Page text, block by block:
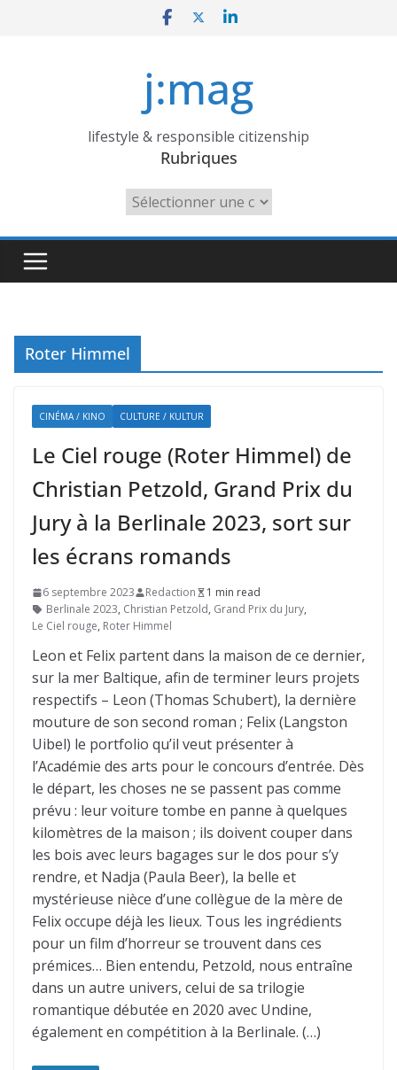
j:mag
lifestyle & responsible citizenship
Rubriques
Rubriques
Roter Himmel
CINÉMA / KINO CULTURE / KULTUR
Le Ciel rouge (Roter Himmel) de
Christian Petzold, Grand Prix du
Jury à la Berlinale 2023, sort sur
les écrans romands
6 septembre 2023 Redaction
1 min read
Berlinale 2023, Christian Petzold, Grand Prix du Jury,
Le Ciel rouge, Roter Himmel
Leon et Felix partent dans la maison de ce dernier,
sur la mer Baltique, afin de terminer leurs projets
respectifs – Leon (Thomas Schubert), la dernière
mouture de son second roman ; Felix (Langston
Uibel) le portfolio qu’il veut présenter à
l’Académie des arts pour le concours d’entrée. Dès
le départ, les choses ne se passent pas comme
prévu : leur voiture tombe en panne à quelques
kilomètres de la maison ; ils doivent couper dans
les bois avec leurs bagages sur le dos pour s’y
rendre, et Nadja (Paula Beer), la belle et
mystérieuse nièce d’une collègue de la mère de
Felix occupe déjà les lieux. Tous les ingrédients
pour un film d’horreur se trouvent dans ces
prémices… Bien entendu, Petzold, nous entraîne
dans un autre univers, celui de sa trilogie
romantique débutée en 2020 avec Undine,
également en compétition à la Berlinale. (…)